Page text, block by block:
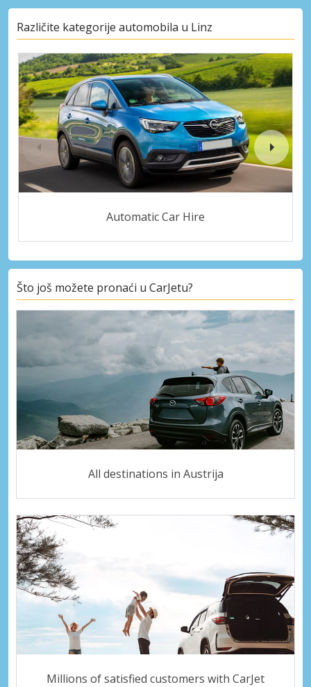
Različite kategorije automobila u Linz
Automatic Car Hire
Što još možete pronaći u CarJetu?
All destinations in Austrija
Millions of satisfied customers with CarJet